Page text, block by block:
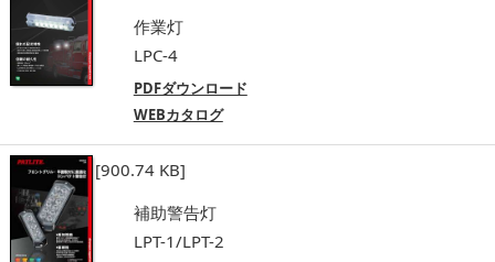
作業灯
LPC-4
PDFダウンロード
WEBカタログ
[900.74 KB]
補助警告灯
LPT-1/LPT-2